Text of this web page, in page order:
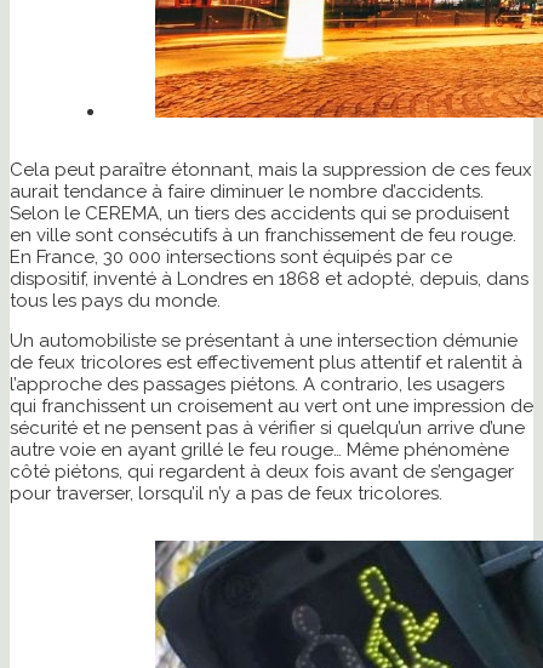
Cela peut paraître étonnant, mais la suppression de ces feux
aurait tendance à faire diminuer le nombre d’accidents.
Selon le CEREMA, un tiers des accidents qui se produisent
en ville sont consécutifs à un franchissement de feu rouge.
En France, 30 000 intersections sont équipés par ce
dispositif, inventé à Londres en 1868 et adopté, depuis, dans
tous les pays du monde.
Un automobiliste se présentant à une intersection démunie
de feux tricolores est effectivement plus attentif et ralentit à
l’approche des passages piétons. A contrario, les usagers
qui franchissent un croisement au vert ont une impression de
sécurité et ne pensent pas à vérifier si quelqu’un arrive d’une
autre voie en ayant grillé le feu rouge… Même phénomène
côté piétons, qui regardent à deux fois avant de s’engager
pour traverser, lorsqu’il n’y a pas de feux tricolores.